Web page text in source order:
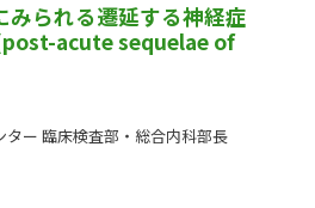
みられる遷延する神経症
acute sequelae of
ー 臨床検査部・総合内科部長